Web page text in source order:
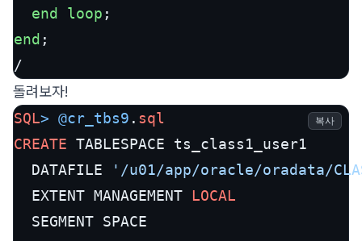
end
loop
end ;
/
돌려보자!
SQL> @cr_tbs9 . sql
CREATE TABLESPACE ts_class1_user1
  DATAFILE
'/u01/app/oracle/oradata/
  EXTENT MANAGEMENT
LOCAL
  SEGMENT SPACE
복사